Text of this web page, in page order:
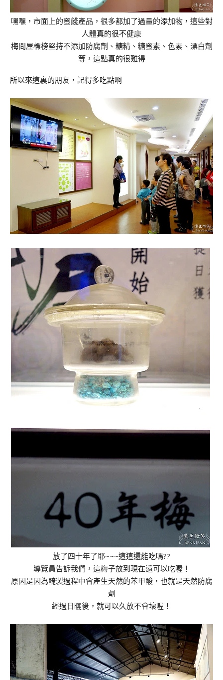
嘿嘿，市面上的蜜餞產品，很多都加了過量的添加物，這些對
人體真的很不健康
梅問屋標榜堅持不添加防腐劑、糖精、糖蜜素、色素、漂白劑
等，這點真的很難得
所以來這裏的朋友，記得多吃點啊
放了四十年了耶~~~這這還能吃嗎??
導覽員告訴我們，這梅子放到現在還可以吃喔！
原因是因為醃製過程中會產生天然的苯甲酸，也就是天然防腐
劑
經過日曬後，就可以久放不會壞喔！